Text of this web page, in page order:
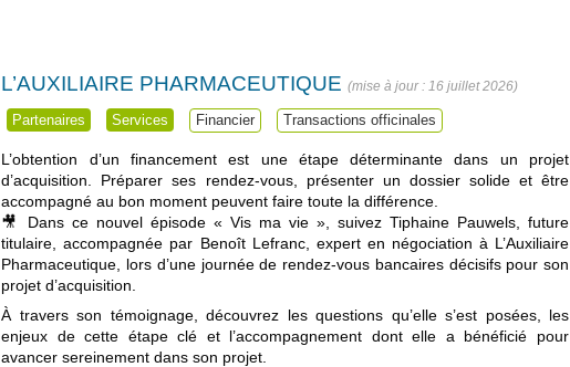
L’AUXILIAIRE PHARMACEUTIQUE 16 juillet 2026
Partenaires Services Financier Transactions officinales
L’obtention d’un financement est une étape déterminante dans un projet
d’acquisition. Préparer ses rendez-vous, présenter un dossier solide et être
accompagné au bon moment peuvent faire toute la différence.
🎥 Dans ce nouvel épisode « Vis ma vie », suivez Tiphaine Pauwels, future
titulaire, accompagnée par Benoît Lefranc, expert en négociation à L’Auxiliaire
Pharmaceutique, lors d’une journée de rendez-vous bancaires décisifs pour son
projet d’acquisition.
À travers son témoignage, découvrez les questions qu’elle s’est posées, les
enjeux de cette étape clé et l’accompagnement dont elle a bénéficié pour
avancer sereinement dans son projet.